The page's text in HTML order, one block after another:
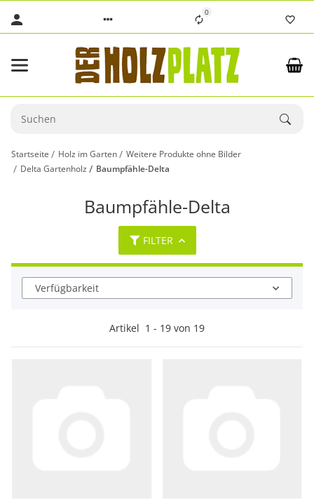
0
Startseite Holz im Garten
Weitere Produkte ohne Bilder
Delta Gartenholz
Baumpfähle-Delta
Baumpfähle-Delta
FILTER
Verfügbarkeit
Artikel 1 - 19 von 19